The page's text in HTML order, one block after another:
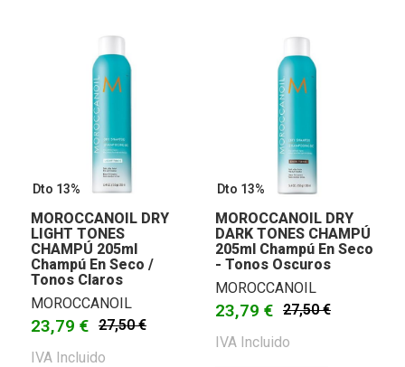
Dto 13%
MOROCCANOIL DRY
LIGHT TONES
CHAMPÚ 205ml
Champú En Seco /
Tonos Claros
MOROCCANOIL
23,79 € 27,50 €
IVA Incluido
Dto 13%
MOROCCANOIL DRY
DARK TONES CHAMPÚ
205ml Champú En Seco
- Tonos Oscuros
MOROCCANOIL
23,79 € 27,50 €
IVA Incluido